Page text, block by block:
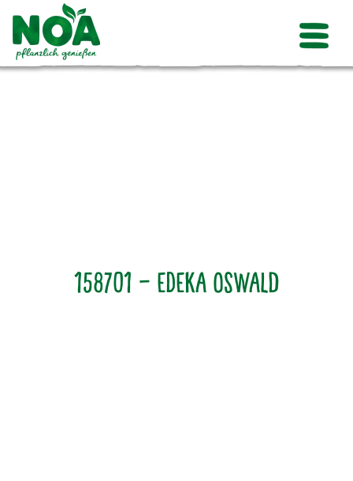
158701 – Edeka Oswald